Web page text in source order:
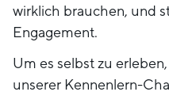
wirklich brauchen, und
Engagement.
Um es selbst zu
unserer Kennenlern-